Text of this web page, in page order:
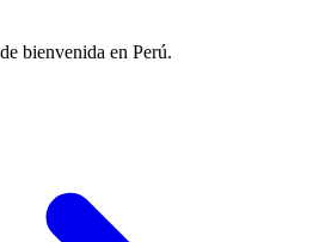
bienvenida en Perú.